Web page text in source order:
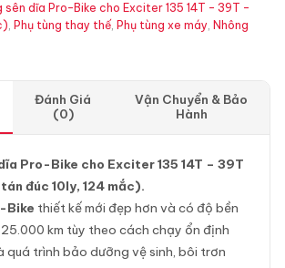
sên dĩa Pro-Bike cho Exciter 135 14T - 39T -
, Phụ tùng thay thế, Phụ tùng xe máy, Nhông
Đánh Giá
(0)
Vận Chuyển & Bảo
Hành
Pro-Bike cho Exciter 135 14T – 39T
đúc 10ly, 124 mắc).
Bike thiết kế mới đẹp hơn và có độ bền
km tùy theo cách chạy ổn định
quá trình bảo dưỡng vệ sinh, bôi trơn